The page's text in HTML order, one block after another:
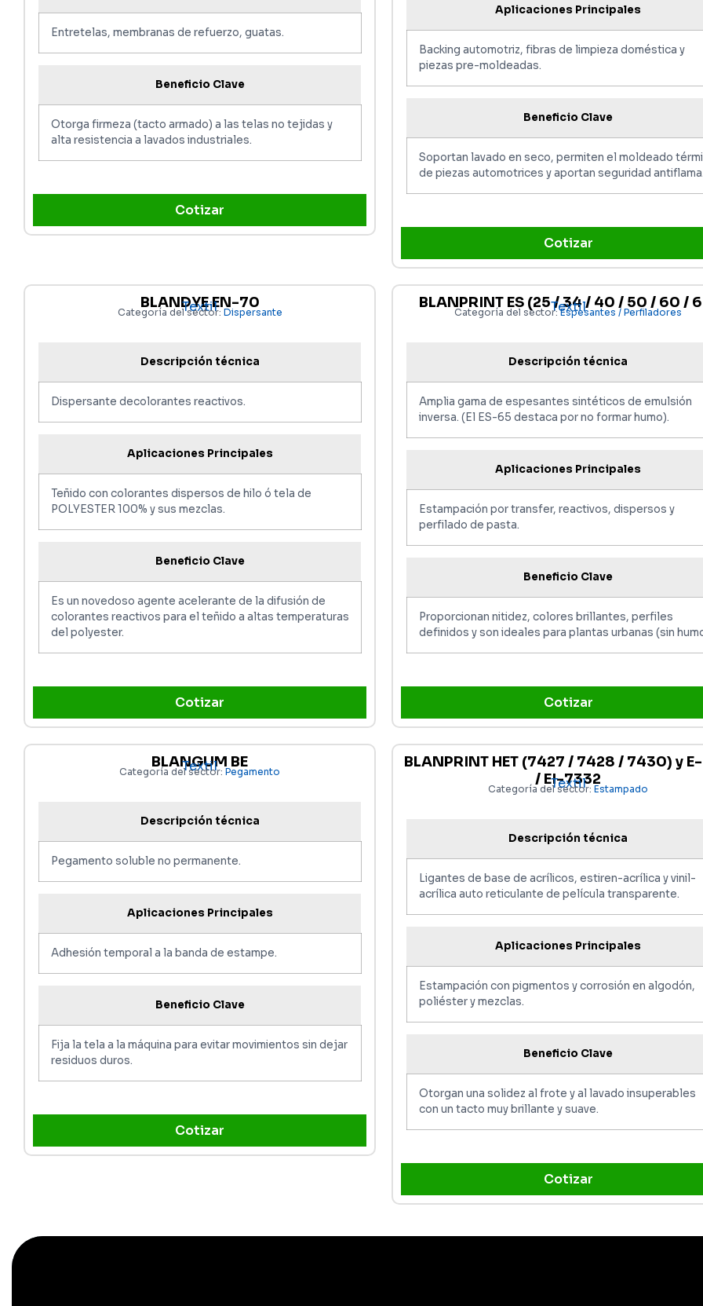
Entretelas, membranas de refuerzo, guatas.
Beneficio Clave
Otorga firmeza (tacto armado) a las telas no tejidas y
alta resistencia a lavados industriales.
Cotizar
Aplicaciones Principales
Backing automotriz, fibras de limpieza doméstica y
piezas pre-moldeadas.
Beneficio Clave
Soportan lavado en seco, permiten el moldeado
de piezas automotrices y aportan seguridad
Cotizar
BLANDYE EN-70
Textil
Categoría del sector: Dispersante
Descripción técnica
Dispersante decolorantes reactivos.
Aplicaciones Principales
Teñido con colorantes dispersos de hilo ó tela de
POLYESTER 100% y sus mezclas.
Beneficio Clave
Es un novedoso agente acelerante de la difusión de
colorantes reactivos para el teñido a altas temperaturas
del polyester.
Cotizar
BLANPRINT ES (25 / 34 / 40 / 50 / 60 /
Textil
Categoría del sector:Espesantes / Perfiladores
Descripción técnica
Amplia gama de espesantes sintéticos de emulsión
inversa. (El ES-65 destaca por no formar humo).
Aplicaciones Principales
Estampación por transfer, reactivos, dispersos y
perfilado de pasta.
Beneficio Clave
Proporcionan nitidez, colores brillantes, perfiles
definidos y son ideales para plantas urbanas (sin
Cotizar
BLANGUM BE
Textil
Categoría del sector:Pegamento
Descripción técnica
Pegamento soluble no permanente.
Aplicaciones Principales
Adhesión temporal a la banda de estampe.
Beneficio Clave
Fija la tela a la máquina para evitar movimientos sin dejar
residuos duros.
Cotizar
BLANPRINT HET (7427 / 7428 / 7430) y
/ EI-7332
Textil
Categoría del sector:Estampado
Descripción técnica
Ligantes de base de acrílicos, estiren-acrílica y vinil-
acrílica auto reticulante de película transparente.
Aplicaciones Principales
Estampación con pigmentos y corrosión en algodón,
poliéster y mezclas.
Beneficio Clave
Otorgan una solidez al frote y al lavado insuperables
con un tacto muy brillante y suave.
Cotizar